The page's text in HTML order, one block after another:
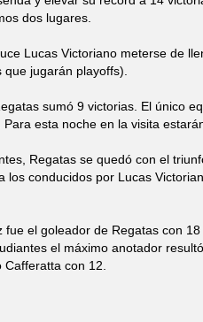
dos lugares.
Lucas Victoriano meterse de
jugarán playoffs).
sumó 9 victorias. El único
esta noche en la visita
Regatas se quedó con el
los conducidos por Lucas
el goleador de Regatas con
el máximo anotador
con 12.